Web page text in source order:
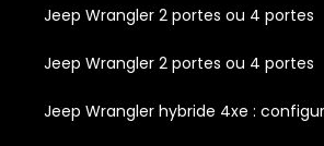
Jeep Wrangler 2 portes ou 4 portes
Jeep Wrangler 2 portes ou 4 portes
Jeep Wrangler hybride 4xe :